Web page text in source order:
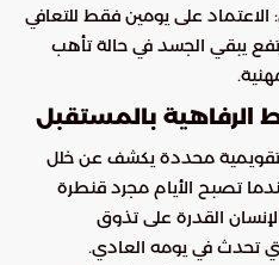
: الاعتماد على يومين فقط للتعافي
يبقي الجسد في حالة تأهب
الرفاهية بالمستقبل
تقويمية محددة يكشف عن خلل
تصبح الأيام مجرد قنطرة
القدرة على تذوق
تحدث في يومه العادي.